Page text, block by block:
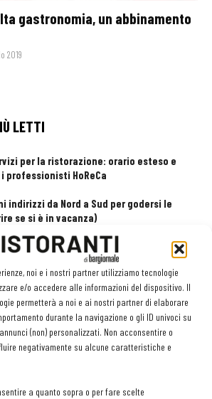
noi e i nostri partner utilizziamo tecnologie
e/o accedere alle informazioni del dispositivo. Il
permetterà a noi e ai nostri partner di elaborare
durante la navigazione o gli ID univoci su
(non) personalizzati. Non acconsentire o
negativamente su alcune caratteristiche e
a quanto sopra o per fare scelte
gastronomia, un abbinamento
2019
LETTI
per la ristorazione: orario esteso e
professionisti HoReCa
indirizzi da Nord a Sud per godersi le
se si è in vacanza)
e le associazioni del turismo chiedono
dell’Antitrust